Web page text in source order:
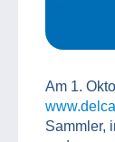
Am 1.
Sammler,